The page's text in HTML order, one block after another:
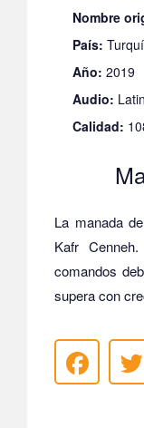
Nombre
País:
Año: 2019
Audio:
Calidad:
La manada
Kafr
comandos
supera con